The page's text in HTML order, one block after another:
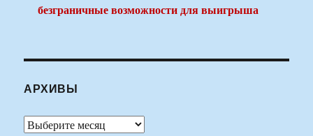
безграничные возможности для выигрыша
АРХИВЫ
Архивы